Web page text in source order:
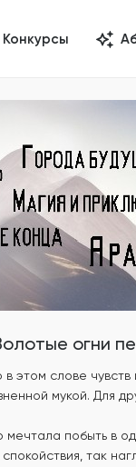
Конкурсы
огни
в этом слове
мукой. Для
побыть в
спокойствия, так